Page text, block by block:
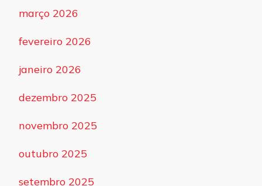
março 2026
fevereiro 2026
janeiro 2026
dezembro 2025
novembro 2025
outubro 2025
setembro 2025